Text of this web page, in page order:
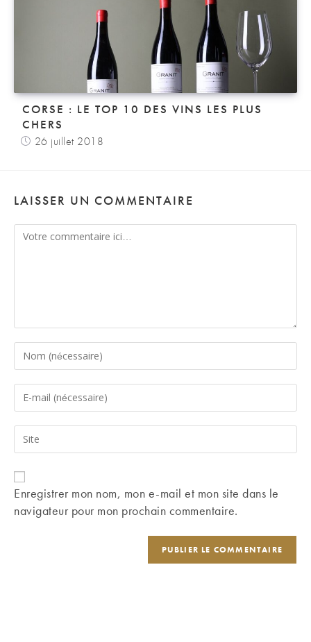
CORSE : LE TOP 10 DES VINS LES PLUS
CHERS
26 juillet 2018
LAISSER UN COMMENTAIRE
Comment
Enter
your
name
comment
Enter
your
email
address
comment
Saisir
l’URL
de
votre
(facultatif)
Enregistrer mon nom, mon e-mail et mon site dans le
navigateur pour mon prochain commentaire.